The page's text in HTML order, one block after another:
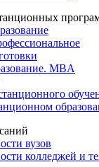
MBA
вузов
колледжей и